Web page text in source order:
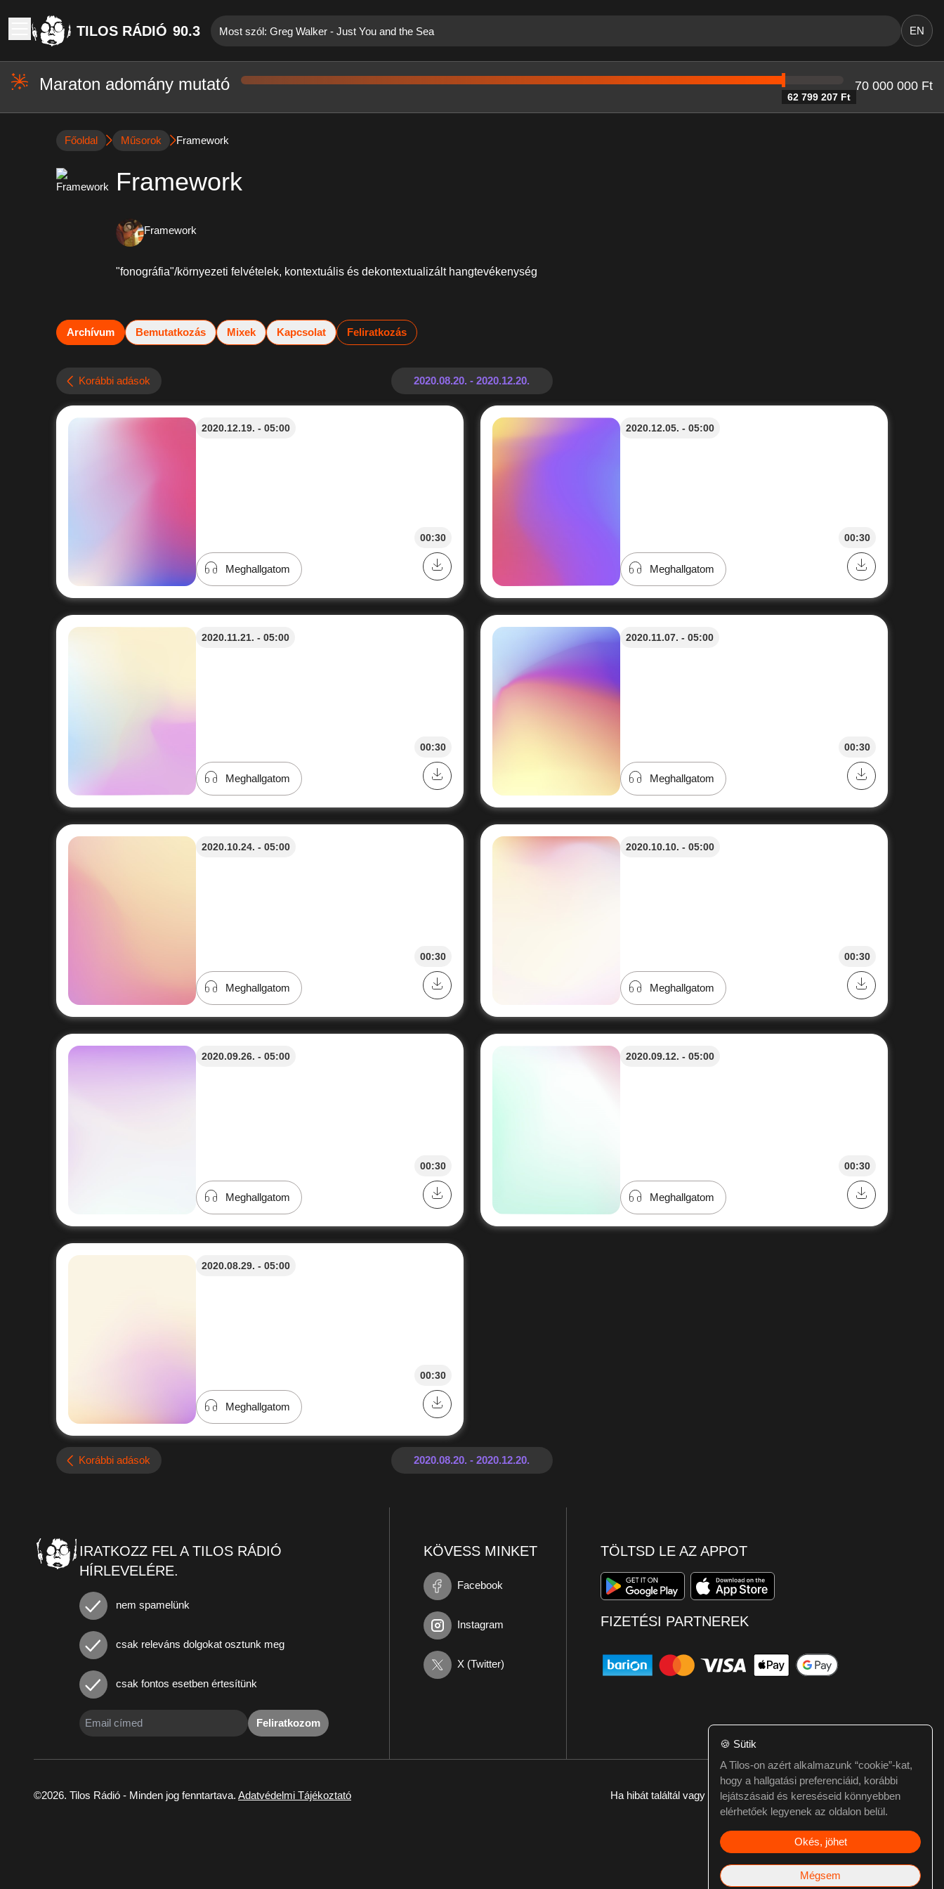
TILOS RÁDIÓ 90.3 Most szól: Greg Walker - Just You and the Sea EN
Maraton adomány mutató
62 799 207 Ft
70 000 000 Ft
Főoldal Műsorok Framework
Framework
Framework
"fonográfia"/környezeti felvételek, kontextuális és dekontextualizált hangtevékenység
Archívum Bemutatkozás Mixek Kapcsolat Feliratkozás
Korábbi adások
2020.12.19. - 05:00
00:30
Meghallgatom
2020.12.05. - 05:00
00:30
Meghallgatom
2020.11.21. - 05:00
00:30
Meghallgatom
2020.11.07. - 05:00
00:30
Meghallgatom
2020.10.24. - 05:00
00:30
Meghallgatom
2020.10.10. - 05:00
00:30
Meghallgatom
2020.09.26. - 05:00
00:30
Meghallgatom
2020.09.12. - 05:00
00:30
Meghallgatom
2020.08.29. - 05:00
00:30
Meghallgatom
Korábbi adások
IRATKOZZ FEL A TILOS RÁDIÓ
HÍRLEVELÉRE.
nem spamelünk
csak releváns dolgokat osztunk meg
csak fontos esetben értesítünk
Feliratkozom
KÖVESS MINKET
Facebook
Instagram
X (Twitter)
TÖLTSD LE AZ APPOT
FIZETÉSI PARTNEREK
©2026. Tilos Rádió - Minden jog fenntartava. Adatvédelmi Tájékoztató Ha hibát találtál vagy kérdésed van itt jelezd:webmester@tilos.hu
🍪 Sütik
A Tilos-on azért alkalmazunk “cookie”-kat,
hogy a hallgatási preferenciáid, korábbi
lejátszásaid és kereséseid könnyebben
elérhetőek legyenek az oldalon belül.
Okés, jöhet
Mégsem